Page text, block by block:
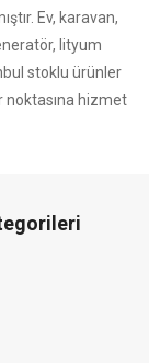
Ev, karavan,
lityum
stoklu ürünler
noktasına hizmet